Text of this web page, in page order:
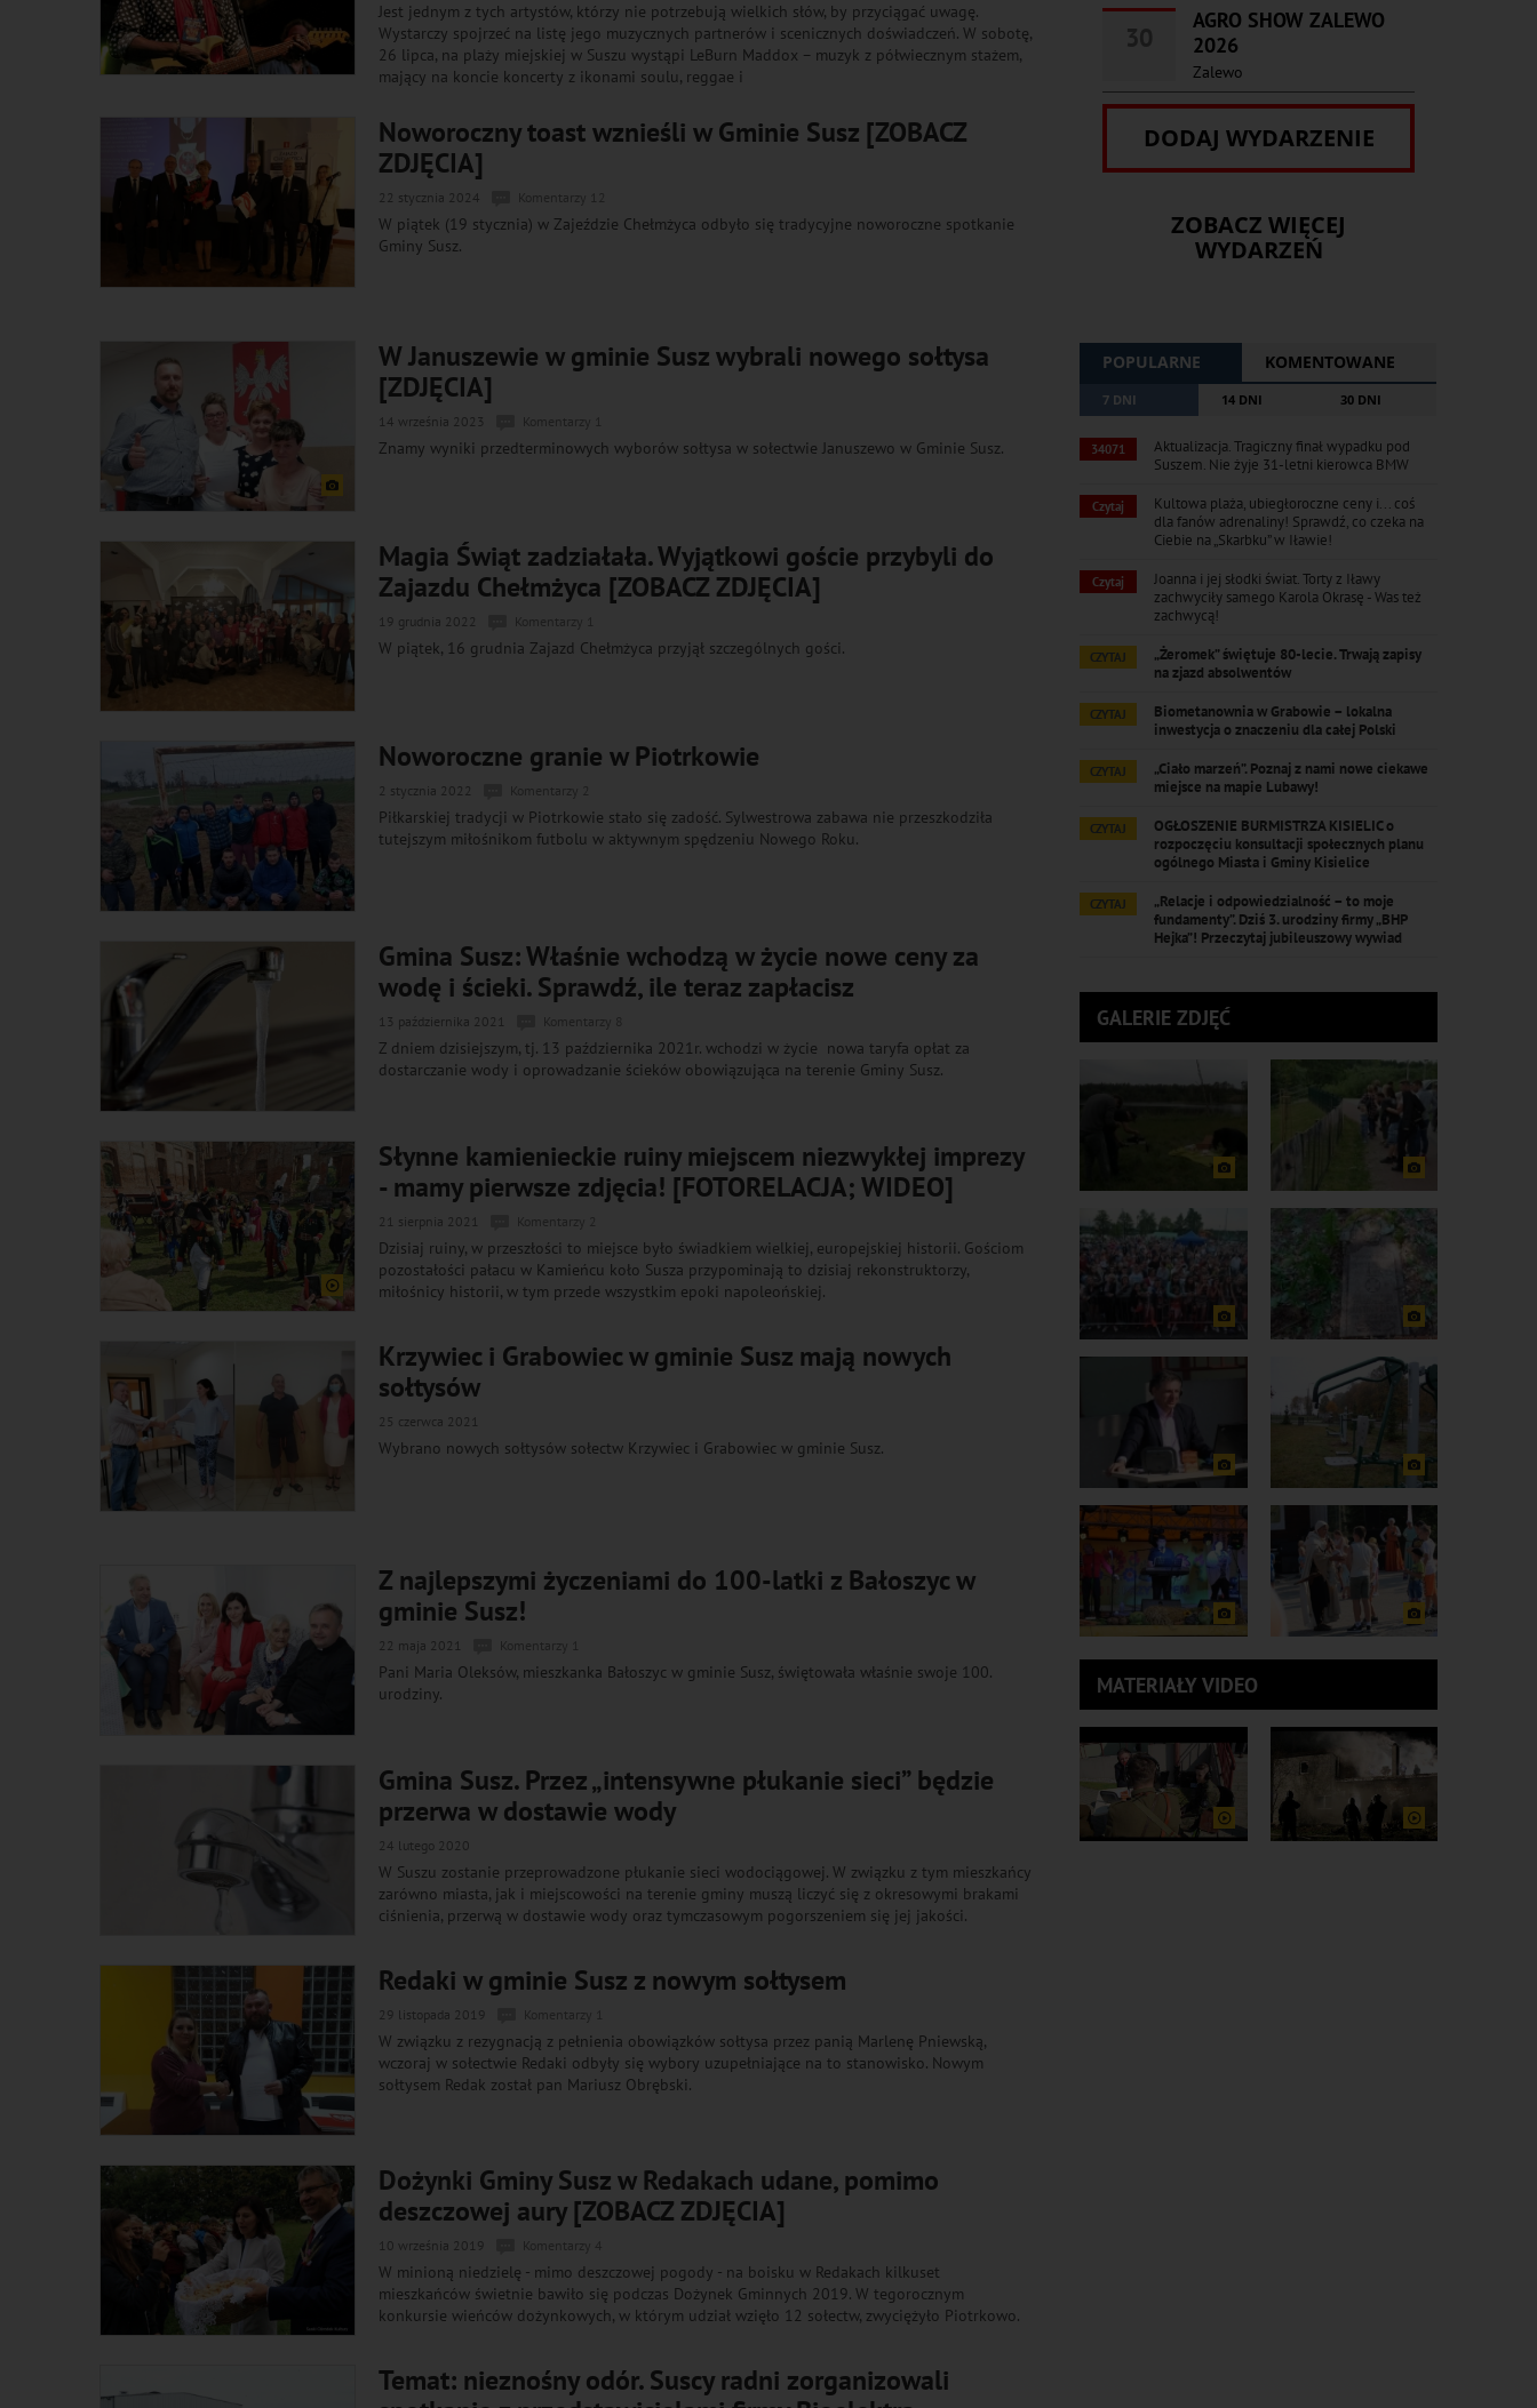
Jest jednym z tych artystów, którzy nie potrzebują wielkich słów, by przyciągać uwagę.
Wystarczy spojrzeć na listę jego muzycznych partnerów i scenicznych doświadczeń. W sobotę,
26 lipca, na plaży miejskiej w Suszu wystąpi LeBurn Maddox – muzyk z półwiecznym stażem,
mający na koncie koncerty z ikonami soulu, reggae i
Noworoczny toast wznieśli w Gminie Susz [ZOBACZ
ZDJĘCIA]
22 stycznia 2024
W piątek (19 stycznia) w Zajeździe Chełmżyca odbyło się tradycyjne noworoczne spotkanie
Gminy Susz.
W Januszewie w gminie Susz wybrali nowego sołtysa
[ZDJĘCIA]
14 września 2023
Znamy wyniki przedterminowych wyborów sołtysa w sołectwie Januszewo w Gminie Susz.
Magia Świąt zadziałała. Wyjątkowi goście przybyli do
Zajazdu Chełmżyca [ZOBACZ ZDJĘCIA]
19 grudnia 2022
W piątek, 16 grudnia Zajazd Chełmżyca przyjął szczególnych gości.
Noworoczne granie w Piotrkowie
2 stycznia 2022
Piłkarskiej tradycji w Piotrkowie stało się zadość. Sylwestrowa zabawa nie przeszkodziła
tutejszym miłośnikom futbolu w aktywnym spędzeniu Nowego Roku.
Gmina Susz: Właśnie wchodzą w życie nowe ceny za
wodę i ścieki. Sprawdź, ile teraz zapłacisz
13 października 2021
Z dniem dzisiejszym, tj. 13 października 2021r. wchodzi w życie nowa taryfa opłat za
dostarczanie wody i oprowadzanie ścieków obowiązująca na terenie Gminy Susz.
Słynne kamienieckie ruiny miejscem niezwykłej imprezy
- mamy pierwsze zdjęcia! [FOTORELACJA; WIDEO]
21 sierpnia 2021
Dzisiaj ruiny, w przeszłości to miejsce było świadkiem wielkiej, europejskiej historii. Gościom
pozostałości pałacu w Kamieńcu koło Susza przypominają to dzisiaj rekonstruktorzy,
miłośnicy historii, w tym przede wszystkim epoki napoleońskiej.
Krzywiec i Grabowiec w gminie Susz mają nowych
sołtysów
25 czerwca 2021
Wybrano nowych sołtysów sołectw Krzywiec i Grabowiec w gminie Susz.
Z najlepszymi życzeniami do 100-latki z Bałoszyc w
gminie Susz!
22 maja 2021
Pani Maria Oleksów, mieszkanka Bałoszyc w gminie Susz, świętowała właśnie swoje 100.
urodziny.
Gmina Susz. Przez „intensywne płukanie sieci” będzie
przerwa w dostawie wody
24 lutego 2020
W Suszu zostanie przeprowadzone płukanie sieci wodociągowej. W związku z tym mieszkańcy
zarówno miasta, jak i miejscowości na terenie gminy muszą liczyć się z okresowymi brakami
ciśnienia, przerwą w dostawie wody oraz tymczasowym pogorszeniem się jej jakości.
Redaki w gminie Susz z nowym sołtysem
29 listopada 2019
W związku z rezygnacją z pełnienia obowiązków sołtysa przez panią Marlenę Pniewską,
wczoraj w sołectwie Redaki odbyły się wybory uzupełniające na to stanowisko. Nowym
sołtysem Redak został pan Mariusz Obrębski.
Dożynki Gminy Susz w Redakach udane, pomimo
deszczowej aury [ZOBACZ ZDJĘCIA]
10 września 2019
W minioną niedzielę - mimo deszczowej pogody - na boisku w Redakach kilkuset
mieszkańców świetnie bawiło się podczas Dożynek Gminnych 2019. W tegorocznym
konkursie wieńców dożynkowych, w którym udział wzięło 12 sołectw, zwyciężyło Piotrkowo.
Temat: nieznośny odór. Suscy radni zorganizowali
AGRO SHOW ZALEWO
2026
Zalewo
DODAJ WYDARZENIE
ZOBACZ WIĘCEJ
WYDARZEŃ
POPULARNE KOMENTOWANE
7 DNI 14 DNI 30 DNI
34071
Aktualizacja. Tragiczny finał wypadku pod
Suszem. Nie żyje 31-letni kierowca BMW
Czytaj
Kultowa plaża, ubiegłoroczne ceny i... coś
dla fanów adrenaliny! Sprawdź, co czeka na
Ciebie na „Skarbku” w Iławie!
Czytaj
Joanna i jej słodki świat. Torty z Iławy
zachwyciły samego Karola Okrasę - Was też
zachwycą!
CZYTAJ
„Żeromek” świętuje 80-lecie. Trwają zapisy
na zjazd absolwentów
CZYTAJ
Biometanownia w Grabowie – lokalna
inwestycja o znaczeniu dla całej Polski
CZYTAJ
„Ciało marzeń”. Poznaj z nami nowe ciekawe
miejsce na mapie Lubawy!
CZYTAJ
OGŁOSZENIE BURMISTRZA KISIELIC o
rozpoczęciu konsultacji społecznych planu
ogólnego Miasta i Gminy Kisielice
CZYTAJ
„Relacje i odpowiedzialność – to moje
fundamenty”. Dziś 3. urodziny firmy „BHP
Hejka”! Przeczytaj jubileuszowy wywiad
GALERIE ZDJĘĆ
MATERIAŁY VIDEO